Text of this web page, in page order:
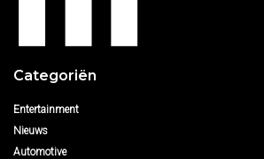
Categoriën
Entertainment
Nieuws
Automotive